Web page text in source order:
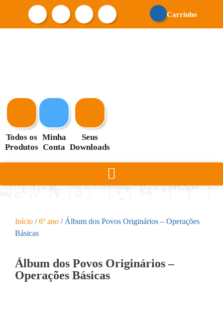
Carrinho
Todos os
Produtos
Minha
Conta
Seus
Downloads
Início /6º ano / Álbum dos Povos Originários – Operações
Básicas
Álbum dos Povos Originários –
Operações Básicas